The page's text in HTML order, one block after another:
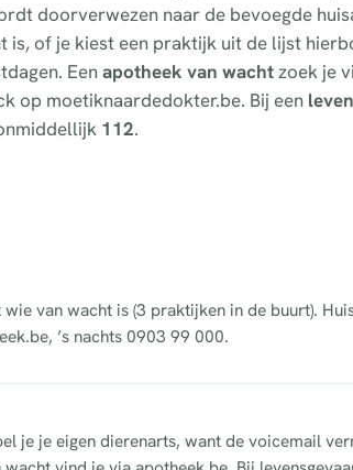
doorverwezen naar de bevoegde
of je kiest een praktijk uit de lijst
Eenapotheek van wachtzoek je
op moetiknaardedokter.be. Bij een
112.
van wacht is (3 praktijken in de buurt).
’s nachts 0903 99 000.
je je eigen dierenarts, want de voicemail